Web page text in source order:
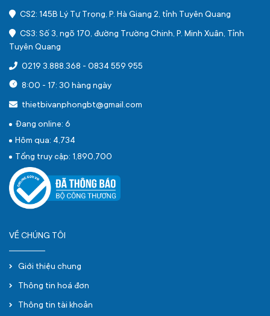
CS2: 145B Lý Tự Trọng, P. Hà Giang 2, tỉnh Tuyên Quang
CS3: Số 3, ngõ 170, đường Trường Chinh, P. Minh Xuân, Tỉnh
Tuyên Quang
0219 3.888.368 - 0834 559 955
8:00 - 17: 30 hàng ngày
thietbivanphongbt@gmail.com
Đang online: 6
Hôm qua: 4,734
Tổng truy cập: 1,890,700
VỀ CHÚNG TÔI
Giới thiệu chung
Thông tin hoá đơn
Thông tin tài khoản